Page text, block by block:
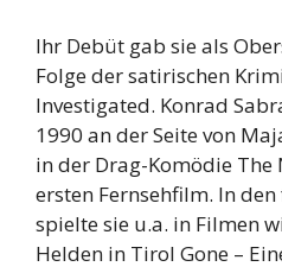
Ihr Debüt gab sie als
Folge der satirischen
Investigated. Konrad
1990 an der Seite von
in der Drag-Komödie
ersten Fernsehfilm. In
spielte sie u.a. in Filmen
Helden in Tirol Gone –